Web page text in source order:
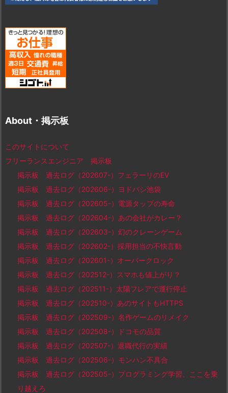
About・掲示板
このサイトについて
フリーランスエンジニア 掲示板
掲示板 過去ログ（202607-）フェラーリのEV
掲示板 過去ログ（202606-）ヨドバシ池袋
掲示板 過去ログ（202605-）電源タップの寿命
掲示板 過去ログ（202604-）あの会社がカレー？
掲示板 過去ログ（202603-）幻のクレーンゲーム
掲示板 過去ログ（202602-）採用担当の不快言動
掲示板 過去ログ（202601-）オーバークロック
掲示板 過去ログ（202512-）スマホも値上がり？
掲示板 過去ログ（202511-）太陽フレアで運行停止
掲示板 過去ログ（202510-）あのサイトもHTTPS
掲示板 過去ログ（202509-）名作ゲームのリメイク
掲示板 過去ログ（202508-）ドコモの品質
掲示板 過去ログ（202507-）退職代行の実績
掲示板 過去ログ（202506-）モンハン不具合
掲示板 過去ログ（202505-）プログラミング学習、ここを乗
り越えろ